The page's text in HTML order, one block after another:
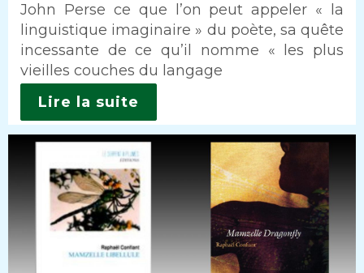
John Perse ce que l’on peut appeler « la
linguistique imaginaire » du poète, sa quête
incessante de ce qu’il nomme « les plus
vieilles couches du langage
Lire la suite